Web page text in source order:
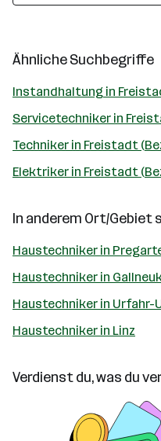
Ähnliche Suchbegriffe
Instandhaltung in
Servicetechniker in
Techniker in Freistadt
Elektriker in Freistadt
In anderem Ort/Gebiet
Haustechniker in
Haustechniker in
Haustechniker in Urfahr-
Haustechniker in Linz
Verdienst du, was du